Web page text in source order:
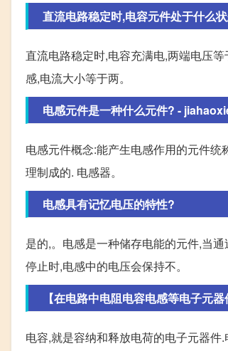
直流电路稳定时,电容元件处于什么
直流电路稳定时,电容充满电,两端电压
感,电流大小等于两。
电感元件是一种什么元件? -
电感元件概念:能产生电感作用的元件
理制成的. 电感器。
电感具有记忆电压的特性?
是的,。电感是一种储存电能的元件,当
停止时,电感中的电压会保持不。
【在电路中电阻电容电感等电子元
电容,就是容纳和释放电荷的电子元器